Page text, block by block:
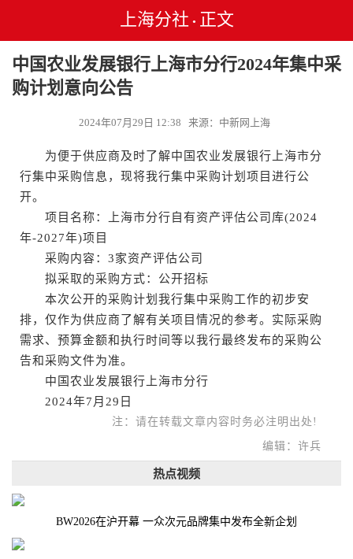
上海分社 • 正文
中国农业发展银行上海市分行2024年集中采
购计划意向公告
2024年07月29日 12:38 来源：中新网上海
为便于供应商及时了解中国农业发展银行上海市分
行集中采购信息，现将我行集中采购计划项目进行公
开。
项目名称：上海市分行自有资产评估公司库(2024
年-2027年)项目
采购内容：3家资产评估公司
拟采取的采购方式：公开招标
本次公开的采购计划我行集中采购工作的初步安
排，仅作为供应商了解有关项目情况的参考。实际采购
需求、预算金额和执行时间等以我行最终发布的采购公
告和采购文件为准。
中国农业发展银行上海市分行
2024年7月29日
注：请在转载文章内容时务必注明出处!
编辑：许兵
热点视频
BW2026在沪开幕 一众次元品牌集中发布全新企划